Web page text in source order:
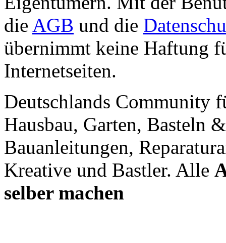
die AGB und die
übernimmt keine Haftung
Internetseiten.
Deutschlands Community
Hausbau, Garten, Basteln
Bauanleitungen,
Kreative und Bastler. Alle
selber machen